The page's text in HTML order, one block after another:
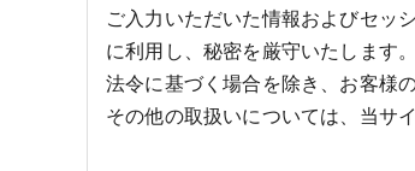
ご入力いただいた情報およびセッ
に利用し、秘密を厳守いたします。
法令に基づく場合を除き、お客様
その他の取扱いについては、当サ